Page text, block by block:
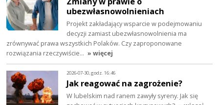
ubezwłasnowolnieniach
Projekt zakładający wsparcie w podejmowaniu
decyzji zamiast ubezwłasnowolnienia ma
zrównywać prawa wszystkich Polaków. Czy zaproponowane
rozwiązania rzeczywiście… » więcej
2026-07-30, godz. 16:46
Jak reagować na zagrożenie?
W lubelskim nad ranem zawyły syreny. Jak się